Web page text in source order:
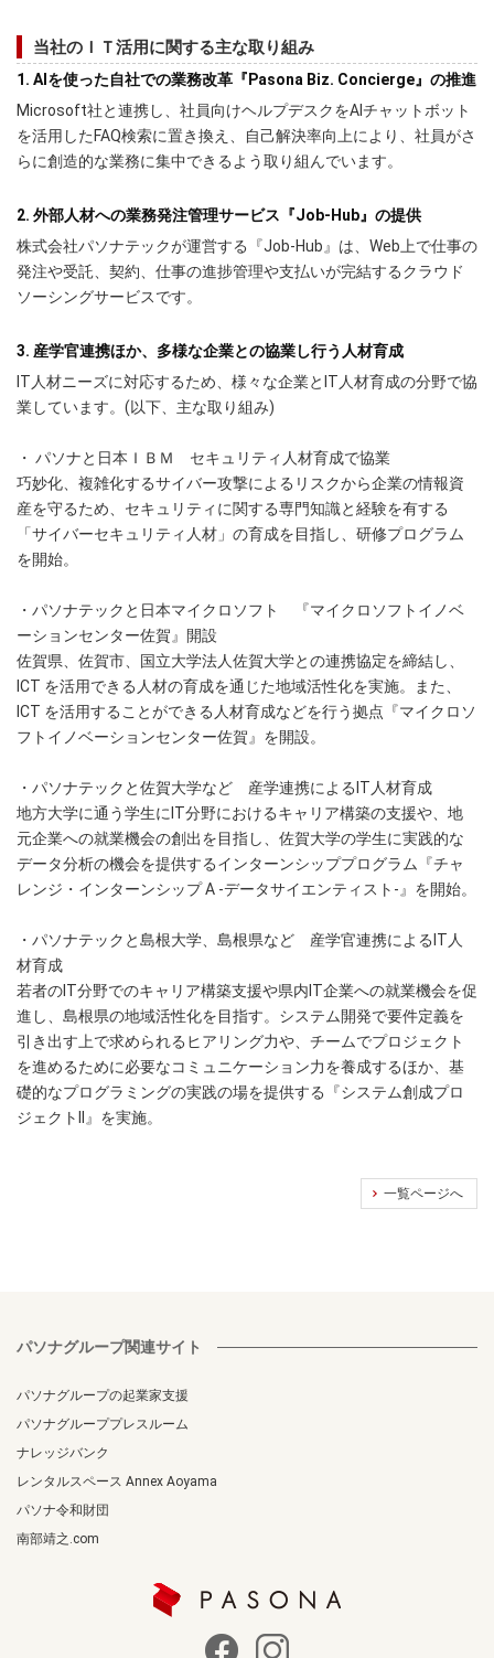
当社のＩＴ活用に関する主な取り組み
1. AIを使った自社での業務改革『Pasona Biz. Concierge』の推進
Microsoft社と連携し、社員向けヘルプデスクをAIチャットボット
を活用したFAQ検索に置き換え、自己解決率向上により、社員がさ
らに創造的な業務に集中できるよう取り組んでいます。
2. 外部人材への業務発注管理サービス『Job-Hub』の提供
株式会社パソナテックが運営する『Job-Hub』は、Web上で仕事の
発注や受託、契約、仕事の進捗管理や支払いが完結するクラウド
ソーシングサービスです。
3. 産学官連携ほか、多様な企業との協業し行う人材育成
IT人材ニーズに対応するため、様々な企業とIT人材育成の分野で協
業しています。(以下、主な取り組み)
・ パソナと日本ＩＢＭ セキュリティ人材育成で協業
巧妙化、複雑化するサイバー攻撃によるリスクから企業の情報資
産を守るため、セキュリティに関する専門知識と経験を有する
「サイバーセキュリティ人材」の育成を目指し、研修プログラム
を開始。
・パソナテックと日本マイクロソフト 『マイクロソフトイノベ
ーションセンター佐賀』開設
佐賀県、佐賀市、国立大学法人佐賀大学との連携協定を締結し、
ICT を活用できる人材の育成を通じた地域活性化を実施。また、
ICT を活用することができる人材育成などを行う拠点『マイクロソ
フトイノベーションセンター佐賀』を開設。
・パソナテックと佐賀大学など 産学連携によるIT人材育成
地方大学に通う学生にIT分野におけるキャリア構築の支援や、地
元企業への就業機会の創出を目指し、佐賀大学の学生に実践的な
データ分析の機会を提供するインターンシッププログラム『チャ
レンジ・インターンシップ A -データサイエンティスト-』を開始。
・パソナテックと島根大学、島根県など 産学官連携によるIT人
材育成
若者のIT分野でのキャリア構築支援や県内IT企業への就業機会を促
進し、島根県の地域活性化を目指す。システム開発で要件定義を
引き出す上で求められるヒアリング力や、チームでプロジェクト
を進めるために必要なコミュニケーション力を養成するほか、基
礎的なプログラミングの実践の場を提供する『システム創成プロ
ジェクトII』を実施。
一覧ページへ
パソナグループ関連サイト
パソナグループの起業家支援
パソナグループプレスルーム
ナレッジバンク
レンタルスペース Annex Aoyama
パソナ令和財団
南部靖之.com